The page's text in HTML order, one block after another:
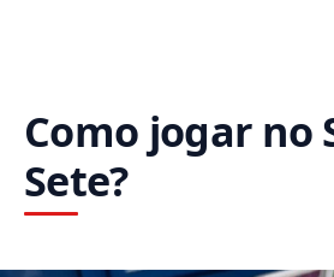
Como jogar no
Sete?